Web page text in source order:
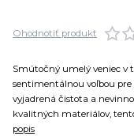
Ohodnotiť produkt
Smútočný umelý veniec v
sentimentálnou voľbou
vyjadrená čistota a
kvalitných materiálov,
popis